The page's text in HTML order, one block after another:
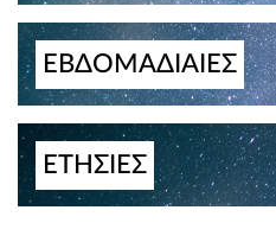
ΕΒΔΟΜΑΔΙΑΙΕΣ
ΕΤΗΣΙΕΣ